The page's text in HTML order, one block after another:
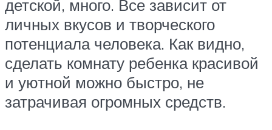
детской, много. Все зависит от
личных вкусов и творческого
потенциала человека. Как видно,
сделать комнату ребенка красивой
и уютной можно быстро, не
затрачивая огромных средств.